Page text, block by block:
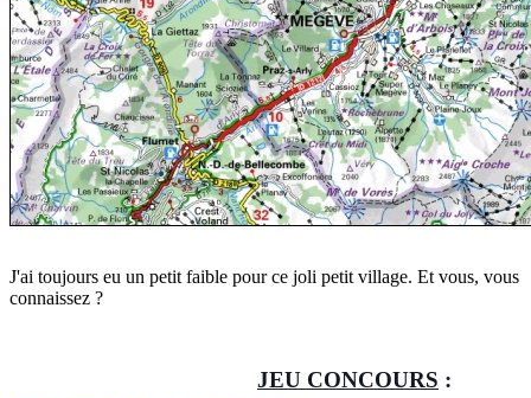
J'ai toujours eu un petit faible pour ce joli petit village. Et vous, vous
connaissez ?
JEU CONCOURS :